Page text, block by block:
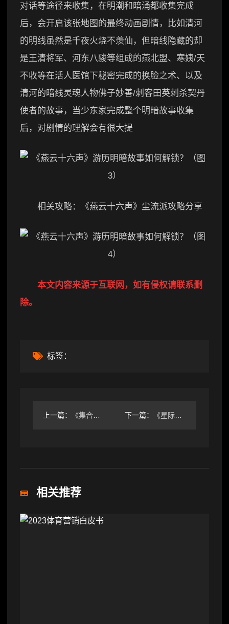
对话等途径来收集，在明潮和暗涌都收集完成
后，会开启该张地图的最终动画剧情，比如清河
的明线虽然是千夜火烧不羡仙，但暗线隐藏的却
是王清将军、河东八骏等组成的燕北盟、寒姨/天
不收等在活人医馆下秘密完成的换脸之术、以及
清河的暗线灵魂人物佛子妙善/刺客田英刺杀契丹
使者的故事，当少东家完成整个明暗故事收集
后，对剧情的理解会有很大提
相关攻略：《燕云十六声》尘流派攻略分享
本文内容来源于互联网，如有侵权请联系删
除。
标签：
上一篇： 《集合啦!动物森友会》免费大型更新将于1月15日上线! 下一篇： 《星际争霸》射击游戏即将亮相？暴雪新作能否重现辉煌？
相关推荐